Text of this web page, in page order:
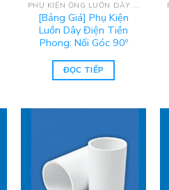
PHỤ KIỆN ỐNG LUỒN DÂY ĐIỆN UPVC TIỀN PHONG
[Bảng Giá] Phụ Kiện
Luồn Dây Điện Tiền
Phong: Nối Góc 90º
ĐỌC TIẾP